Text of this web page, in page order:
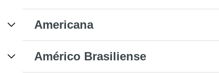
Americana
Américo Brasiliense